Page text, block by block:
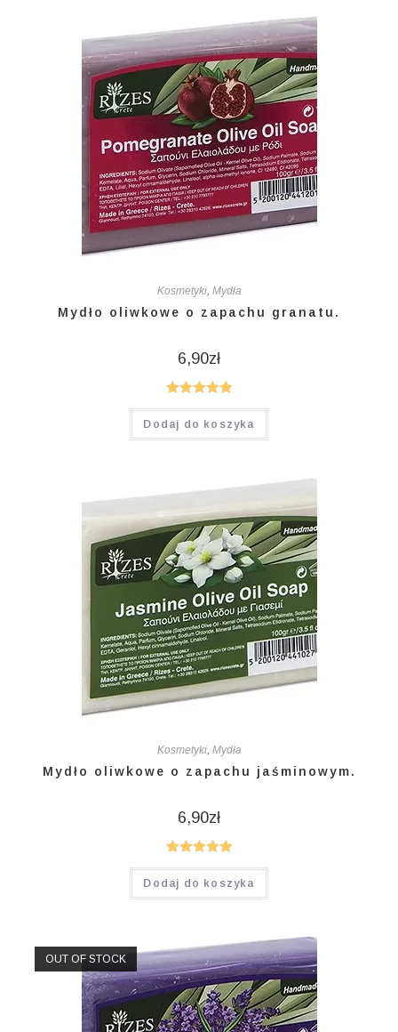
Kosmetyki, Mydła
Mydło oliwkowe o zapachu granatu.
6,90zł
Oceniono
5.00na 5
Dodaj do koszyka
Kosmetyki, Mydła
Mydło oliwkowe o zapachu jaśminowym.
6,90zł
Oceniono
5.00na 5
Dodaj do koszyka
OUT OF STOCK